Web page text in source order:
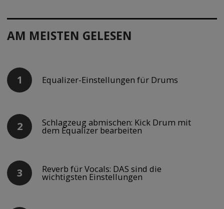
AM MEISTEN GELESEN
Equalizer-Einstellungen für Drums
Schlagzeug abmischen: Kick Drum mit
dem Equalizer bearbeiten
Reverb für Vocals: DAS sind die
wichtigsten Einstellungen